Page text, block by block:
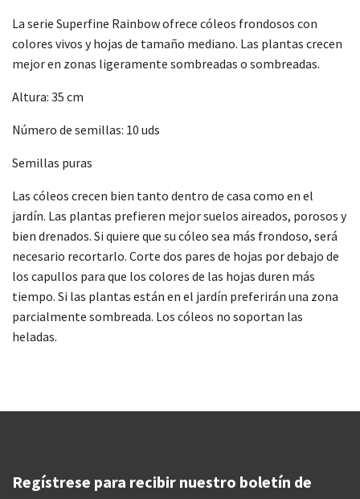
La serie Superfine Rainbow ofrece cóleos frondosos con
colores vivos y hojas de tamaño mediano. Las plantas crecen
mejor en zonas ligeramente sombreadas o sombreadas.
Altura: 35 cm
Número de semillas: 10 uds
Semillas puras
Las cóleos crecen bien tanto dentro de casa como en el
jardín. Las plantas prefieren mejor suelos aireados, porosos y
bien drenados. Si quiere que su cóleo sea más frondoso, será
necesario recortarlo. Corte dos pares de hojas por debajo de
los capullos para que los colores de las hojas duren más
tiempo. Si las plantas están en el jardín preferirán una zona
parcialmente sombreada. Los cóleos no soportan las
heladas.
Regístrese para recibir nuestro boletín de